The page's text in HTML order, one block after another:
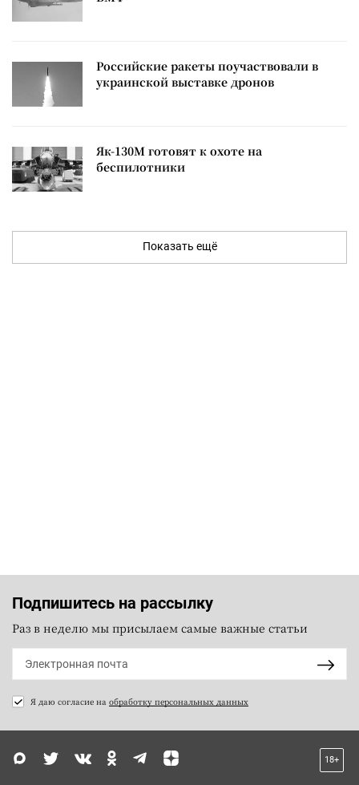
Российские ракеты поучаствовали в
украинской выставке дронов
Як-130М готовят к охоте на
беспилотники
Показать ещё
Подпишитесь на рассылку
Раз в неделю мы присылаем самые важные статьи
Я даю согласие на обработку персональных данных
18+